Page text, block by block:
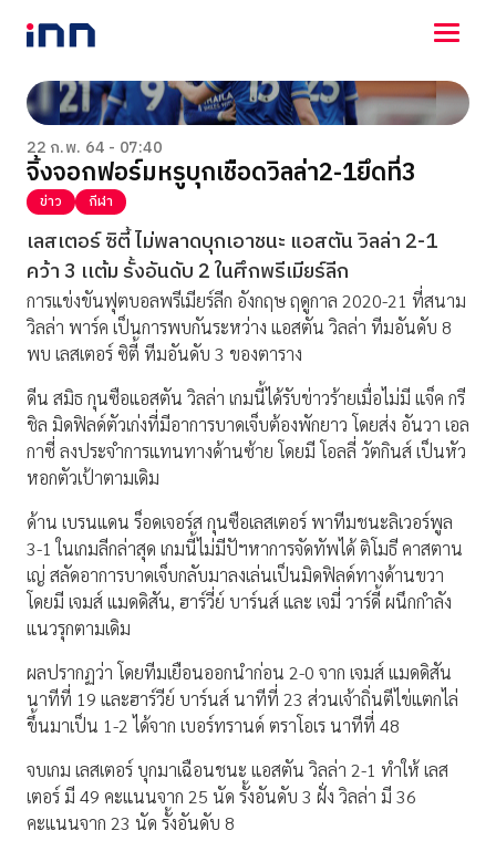
NEWS
ENTERTAINMENT
LIFESTYLE
HOROSCOPE
LOTTERY
VIDEO
ร่วมด้วยช่วยกัน
22 ก.พ. 64 - 07:40
จิ้งจอกฟอร์มหรูบุกเชือดวิลล่า2-1ยึดที่3
ข่าว กีฬา
เลสเตอร์ ซิตี้ ไม่พลาดบุกเอาชนะ แอสตัน วิลล่า 2-1
คว้า 3 เเต้ม รั้งอันดับ 2 ในศึกพรีเมียร์ลีก
การแข่งขันฟุตบอลพรีเมียร์ลีก อังกฤษ ฤดูกาล 2020-21 ที่สนาม
วิลล่า พาร์ค เป็นการพบกันระหว่าง แอสตัน วิลล่า ทีมอันดับ 8
พบ เลสเตอร์ ซิตี้ ทีมอันดับ 3 ของตาราง
ดีน สมิธ กุนซือแอสตัน วิลล่า เกมนี้ได้รับข่าวร้ายเมื่อไม่มี แจ็ค กรี
ชิล มิดฟิลด์ตัวเก่งที่มีอาการบาดเจ็บต้องพักยาว โดยส่ง อันวา เอล
กาซี่ ลงประจำการแทนทางด้านซ้าย โดยมี โอลลี่ วัตกินส์ เป็นหัว
หอกตัวเป้าตามเดิม
ด้าน เบรนแดน ร็อดเจอร์ส กุนซือเลสเตอร์ พาทีมชนะลิเวอร์พูล
3-1 ในเกมลีกล่าสุด เกมนี้ไม่มีปัฯหาการจัดทัพได้ ติโมธี คาสตาน
เญ่ สลัดอาการบาดเจ็บกลับมาลงเล่นเป็นมิดฟิลด์ทางด้านขวา
โดยมี เจมส์ แมดดิสัน, ฮาร์วี่ย์ บาร์นส์ และ เจมี่ วาร์ดี้ ผนึกกำลัง
แนวรุกตามเดิม
ผลปรากฏว่า โดยทีมเยือนออกนำก่อน 2-0 จาก เจมส์ แมดดิสัน
นาทีที่ 19 และฮาร์วีย์ บาร์นส์ นาทีที่ 23 ส่วนเจ้าถิ่นตีไข่แตกไล่
ขึ้นมาเป็น 1-2 ได้จาก เบอร์ทรานด์ ตราโอเร นาทีที่ 48
จบเกม เลสเตอร์ บุกมาเฉือนชนะ แอสตัน วิลล่า 2-1 ทำให้ เลส
เตอร์ มี 49 คะแนนจาก 25 นัด รั้งอันดับ 3 ฝั่ง วิลล่า มี 36
คะแนนจาก 23 นัด รั้งอันดับ 8